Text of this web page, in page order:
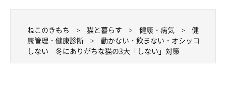
ねこのきもち 猫と暮らす 健康・病気
健
康管理・健康診断
動かない・飲まない・オシッコ
しない 冬にありがちな猫の3大「しない」対策